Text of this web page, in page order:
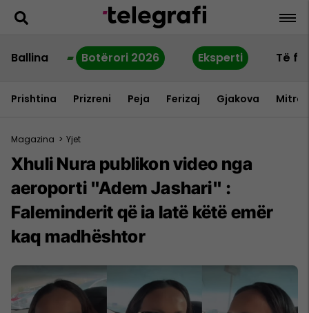
Ballina Botërori 2026 Eksperti Të
Prishtina Prizreni Peja Ferizaj Gjakova
Magazina > Yjet
Xhuli Nura publikon video nga
aeroporti "Adem Jashari" :
Faleminderit që ia latë këtë emër
kaq madhështor